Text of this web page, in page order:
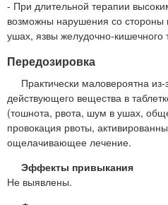
- При длительной терапии
возможны нарушения со стороны
ушах, язвы желудочно-кишечного
Передозировка
Практически маловероятна
действующего вещества в
(тошнота, рвота, шум в ушах,
провокация рвоты,
ощелачивающее лечение.
Эффекты привыкания
Не выявлены.